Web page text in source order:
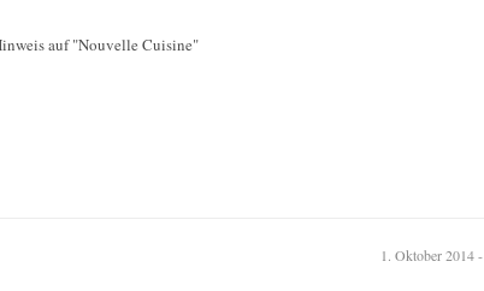
auf "Nouvelle Cuisine"
1. Oktober 2014